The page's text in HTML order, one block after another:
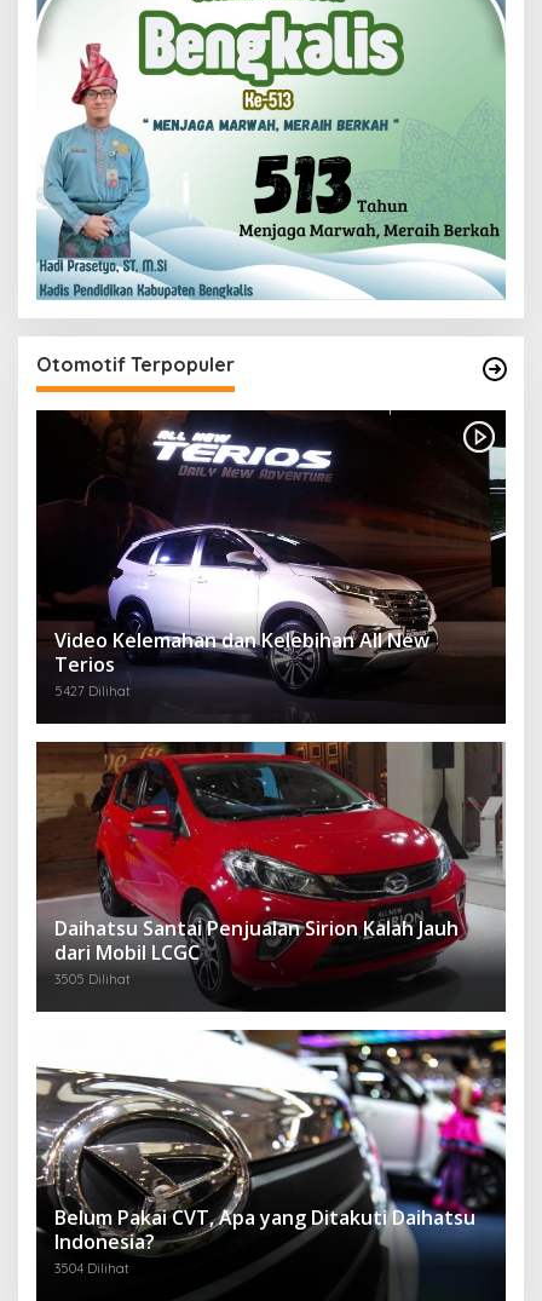
Otomotif Terpopuler
Video Kelemahan dan Kelebihan All New
Terios
5427 Dilihat
Daihatsu Santai Penjualan Sirion Kalah Jauh
dari Mobil LCGC
3505 Dilihat
Belum Pakai CVT, Apa yang Ditakuti Daihatsu
Indonesia?
3504 Dilihat